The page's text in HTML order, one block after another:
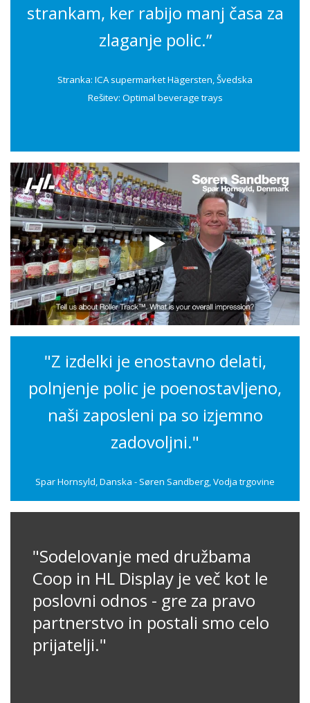
strankam, ker rabijo manj časa za
zlaganje polic.”
Stranka: ICA supermarket Hägersten, Švedska
Rešitev: Optimal beverage trays
"Z izdelki je enostavno delati,
polnjenje polic je poenostavljeno,
naši zaposleni pa so izjemno
zadovoljni."
Spar Hornsyld, Danska - Søren Sandberg, Vodja trgovine
"Sodelovanje med družbama
Coop in HL Display je več kot le
poslovni odnos - gre za pravo
partnerstvo in postali smo celo
prijatelji."